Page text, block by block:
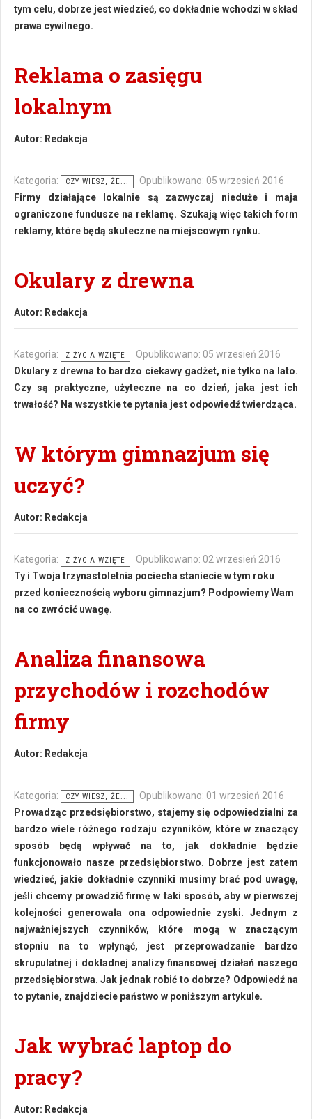
tym celu, dobrze jest wiedzieć, co dokładnie wchodzi w skład
prawa cywilnego.
Reklama o zasięgu
lokalnym
Autor: Redakcja
Kategoria: CZY WIESZ, ŻE...
Opublikowano: 05 wrzesień 2016
Firmy działające lokalnie są zazwyczaj nieduże i maja
ograniczone fundusze na reklamę. Szukają więc takich form
reklamy, które będą skuteczne na miejscowym rynku.
Okulary z drewna
Autor: Redakcja
Kategoria: Z ŻYCIA WZIĘTE
Opublikowano: 05 wrzesień 2016
Okulary z drewna to bardzo ciekawy gadżet, nie tylko na lato.
Czy są praktyczne, użyteczne na co dzień, jaka jest ich
trwałość? Na wszystkie te pytania jest odpowiedź twierdząca.
W którym gimnazjum się
uczyć?
Autor: Redakcja
Kategoria: Z ŻYCIA WZIĘTE
Opublikowano: 02 wrzesień 2016
Ty i Twoja trzynastoletnia pociecha staniecie w tym roku
przed koniecznością wyboru gimnazjum? Podpowiemy Wam
na co zwrócić uwagę.
Analiza finansowa
przychodów i rozchodów
firmy
Autor: Redakcja
Kategoria: CZY WIESZ, ŻE...
Opublikowano: 01 wrzesień 2016
Prowadząc przedsiębiorstwo, stajemy się odpowiedzialni za
bardzo wiele różnego rodzaju czynników, które w znaczący
sposób będą wpływać na to, jak dokładnie będzie
funkcjonowało nasze przedsiębiorstwo. Dobrze jest zatem
wiedzieć, jakie dokładnie czynniki musimy brać pod uwagę,
jeśli chcemy prowadzić firmę w taki sposób, aby w pierwszej
kolejności generowała ona odpowiednie zyski. Jednym z
najważniejszych czynników, które mogą w znaczącym
stopniu na to wpłynąć, jest przeprowadzanie bardzo
skrupulatnej i dokładnej analizy finansowej działań naszego
przedsiębiorstwa. Jak jednak robić to dobrze? Odpowiedź na
to pytanie, znajdziecie państwo w poniższym artykule.
Jak wybrać laptop do
pracy?
Autor: Redakcja